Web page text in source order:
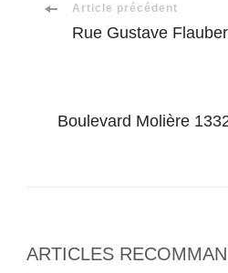
Navigation
Article précédent
Rue Gustave
Boulevard Molière
ARTICLES